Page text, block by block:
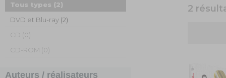
Tous types (2)
DVD et Blu-ray (2)
CD (0)
CD-ROM (0)
Auteurs / réalisateurs
2